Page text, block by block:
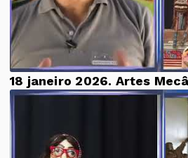
18 janeiro 2026. Artes